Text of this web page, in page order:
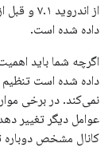
از
داده شده است.
اگرچه شما باید
داده شده است تنظیم
نمی‌کند. در برخی
عوامل دیگر تغییر
کانال مشخص دوباره